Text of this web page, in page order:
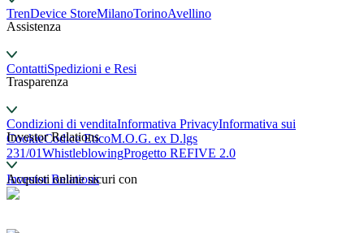
TrenDevice StoreMilanoTorinoAvellino
Assistenza
ContattiSpedizioni e Resi
Trasparenza
Condizioni di venditaInformativa PrivacyInformativa sui
CookieCodice EticoM.O.G. ex D.lgs
231/01WhistleblowingProgetto REFIVE 2.0
Investor Relations
Investor Relations
Acquisti online sicuri con